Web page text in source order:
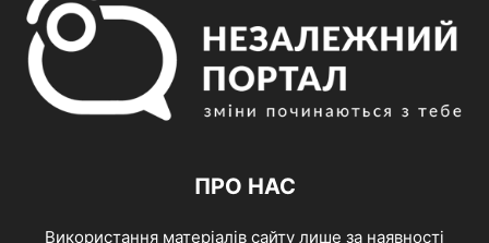
ПРО НАС
Використання матеріалів сайту лише за наявності